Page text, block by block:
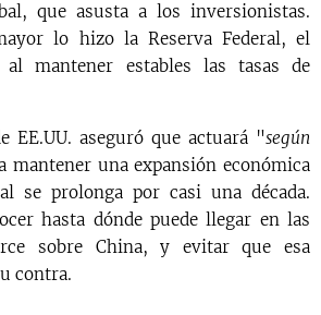
que asusta a los inversionistas.
lo hizo la Reserva Federal, el
al mantener estables las tasas de
EE.UU. aseguró que actuará "según
mantener una expansión económica
se prolonga por casi una década.
hasta dónde puede llegar en las
sobre China, y evitar que esa
contra.